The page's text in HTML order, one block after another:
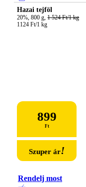
Hazai tejföl
20%, 800 g, 1 524 Ft/1 kg
1124 Ft/1 kg
899
Ft
Szuper ár!
Rendelj most